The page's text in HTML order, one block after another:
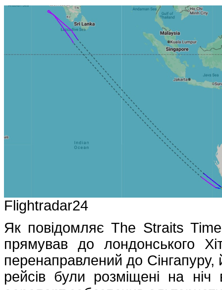
Flightradar24
Як повідомляє The Straits
прямував до лондонського
перенаправлений до
рейсів були розміщені на